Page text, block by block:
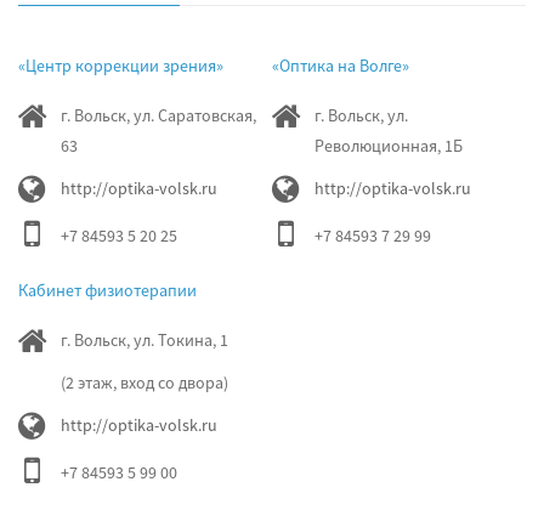
«Центр коррекции зрения»
г. Вольск, ул. Саратовская,
63
http://optika-volsk.ru
+7 84593 5 20 25
«Оптика на Волге»
г. Вольск, ул.
Революционная, 1Б
http://optika-volsk.ru
+7 84593 7 29 99
Кабинет физиотерапии
г. Вольск, ул. Токина, 1
(2 этаж, вход со двора)
http://optika-volsk.ru
+7 84593 5 99 00